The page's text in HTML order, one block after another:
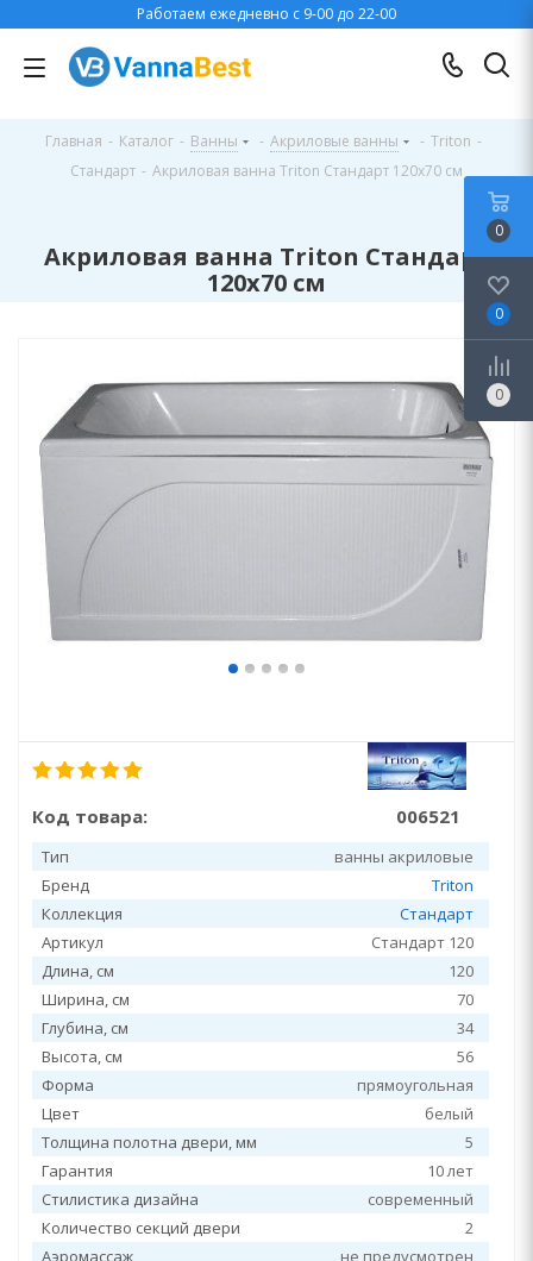
Работаем ежедневно с 9-00 до 22-00
Главная - Каталог - Ванны - Акриловые ванны - Triton -
Стандарт - Акриловая ванна Triton Стандарт 120х70 см
Акриловая ванна Triton Стандарт
120х70 см
Код товара: 006521
Тип
ванны акриловые
Бренд
Triton
Коллекция
Стандарт
Артикул
Стандарт 120
Длина, см
120
Ширина, см
70
Глубина, см
34
Высота, см
56
Форма
прямоугольная
Цвет
белый
Толщина полотна двери, мм
5
Гарантия
10 лет
Стилистика дизайна
современный
Количество секций двери
2
Аэромассаж
не предусмотрен
0
0
0